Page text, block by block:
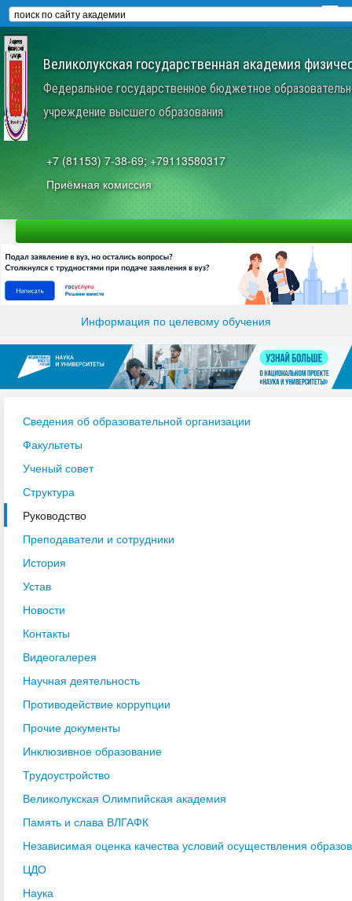
Великолукская государственная академия
Федеральное государственное бюджетное
учреждение высшего образования
+7 (81153) 7-38-69; +79113580317
Приёмная комиссия
Информация по целевому обучения
Сведения об образовательной организации
Факультеты
Ученый совет
Структура
Руководство
Преподаватели и сотрудники
История
Устав
Новости
Контакты
Видеогалерея
Научная деятельность
Противодействие коррупции
Прочие документы
Инклюзивное образование
Трудоустройство
Великолукская Олимпийская академия
Память и слава ВЛГАФК
Независимая оценка качества условий осуществления
ЦДО
Наука